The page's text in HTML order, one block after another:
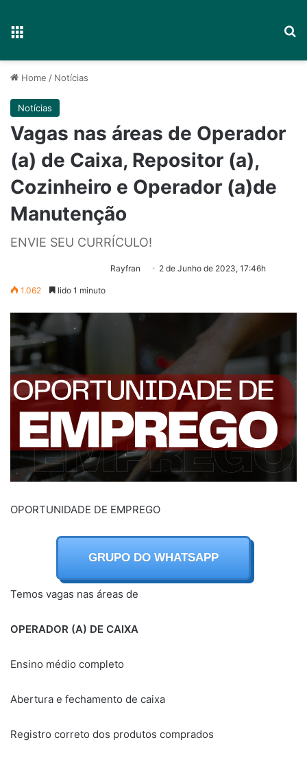
Home / Notícias
Notícias
Vagas nas áreas de Operador
(a) de Caixa, Repositor (a),
Cozinheiro e Operador (a)de
Manutenção
ENVIE SEU CURRÍCULO!
Rayfran 2 de Junho de 2023, 17:46h
1.062 lido 1 minuto
OPORTUNIDADE DE EMPREGO
GRUPO DO WHATSAPP
Temos vagas nas áreas de
OPERADOR (A) DE CAIXA
Ensino médio completo
Abertura e fechamento de caixa
Registro correto dos produtos comprados